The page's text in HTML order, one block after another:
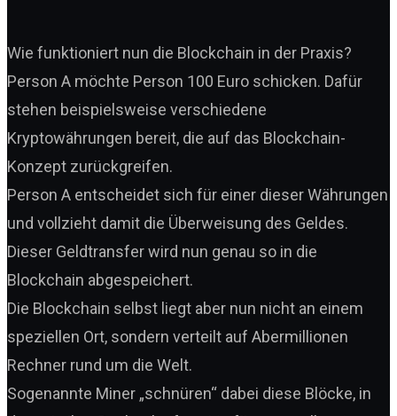
Wie funktioniert nun die Blockchain in der Praxis?
Person A möchte Person 100 Euro schicken. Dafür
stehen beispielsweise verschiedene
Kryptowährungen bereit, die auf das Blockchain-
Konzept zurückgreifen.
Person A entscheidet sich für einer dieser Währungen
und vollzieht damit die Überweisung des Geldes.
Dieser Geldtransfer wird nun genau so in die
Blockchain abgespeichert.
Die Blockchain selbst liegt aber nun nicht an einem
speziellen Ort, sondern verteilt auf Abermillionen
Rechner rund um die Welt.
Sogenannte Miner „schnüren“ dabei diese Blöcke, in